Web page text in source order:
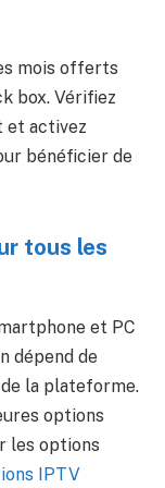
mois offerts
box. Vérifiez
et activez
bénéficier de
tous les
et PC
dépend de
la plateforme.
options
les options
IPTV